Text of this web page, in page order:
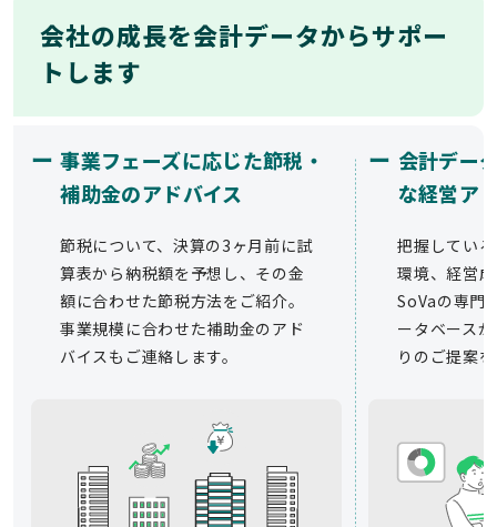
会社の成長を会計データからサポー
トします
ー 事業フェーズに応じた節税・
補助金のアドバイス
節税について、決算の3ヶ月前に試
算表から納税額を予想し、その金
額に合わせた節税方法をご紹介。
事業規模に合わせた補助金のアド
バイスもご連絡します。
ー 会計デー
な経営ア
把握してい
環境、経営
SoVaの専門
ータベース
りのご提案